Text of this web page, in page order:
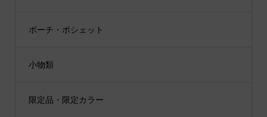
ポーチ・ポシェット
小物類
限定品・限定カラー